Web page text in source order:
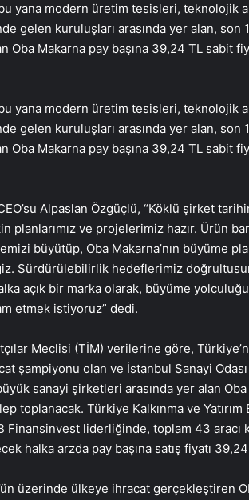
bu yana modern üretim tesisleri, teknolojik
gelen kuruluşları arasında yer alan, son
Oba Makarna pay başına 39,24 TL sabit
bu yana modern üretim tesisleri, teknolojik
gelen kuruluşları arasında yer alan, son
Oba Makarna pay başına 39,24 TL sabit
Alpaslan Özgüçlü, “Köklü şirket
planlarımız ve projelerimiz hazır. Ürün
büyütüp, Oba Makarna’nın büyüme
Sürdürülebilirlik hedeflerimiz
açık bir marka olarak, büyüme
etmek istiyoruz” dedi.
Meclisi (TİM) verilerine göre,
şampiyonu olan ve İstanbul Sanayi
sanayi şirketleri arasında yer alan
toplanacak. Türkiye Kalkınma ve
Finansinvest liderliğinde, toplam 43 aracı
halka arzda pay başına satış fiyatı
üzerinde ülkeye ihracat gerçekleştiren